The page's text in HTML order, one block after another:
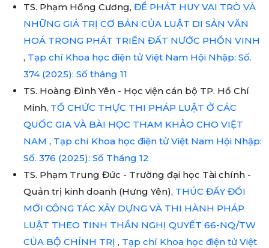
TS. Phạm Hồng Cương, ĐỂ PHÁT HUY VAI TRÒ VÀ
NHỮNG GIÁ TRỊ CƠ BẢN CỦA LUẬT DI SẢN VĂN
HOÁ TRONG PHÁT TRIỂN ĐẤT NƯỚC PHỒN VINH
, Tạp chí Khoa học điện tử Việt Nam Hội Nhập: Số.
374 (2025): Số tháng 11
TS. Hoàng Đình Yên - Học viện cán bộ TP. Hồ Chí
Minh, TỔ CHỨC THỰC THI PHÁP LUẬT Ở CÁC
QUỐC GIA VÀ BÀI HỌC THAM KHẢO CHO VIỆT
NAM , Tạp chí Khoa học điện tử Việt Nam Hội Nhập:
Số. 376 (2025): Số Tháng 12
TS. Phạm Trung Đức - Trường đại học Tài chính -
Quản trị kinh doanh (Hưng Yên), THÚC ĐẨY ĐỔI
MỚI CÔNG TÁC XÂY DỰNG VÀ THI HÀNH PHÁP
LUẬT THEO TINH THẦN NGHỊ QUYẾT 66-NQ/TW
CỦA BỘ CHÍNH TRỊ , Tạp chí Khoa học điện tử Việt